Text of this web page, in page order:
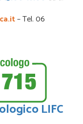
– Tel. 06
LIFC